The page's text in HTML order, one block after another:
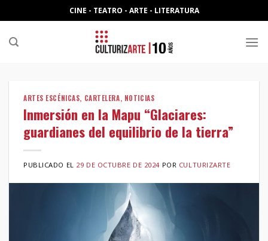
to
content
CINE - TEATRO - ARTE - LITERATURA
ARTES ESCÉNICAS, CARTELERA, NOTICIAS
Inmersión en la Mapu “Glaciares:
guardianes del equilibrio de la tierra”
PUBLICADO EL 29 DE OCTUBRE DE 2024 POR CULTURIZARTE